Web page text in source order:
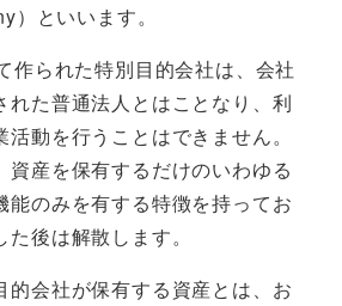
といいます。
作られた特別目的会社は、会社
た普通法人とはことなり、 利
活動を行うことはできません。
資産を保有するだけのいわゆる
能のみを有する特徴を持ってお
た後は解散 します。
的会社が保有する資産とは、お